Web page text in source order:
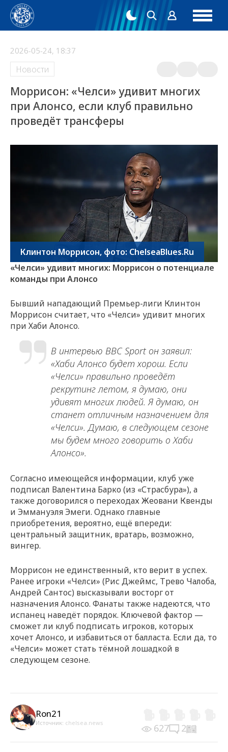
2026-05-24, 18:37
Новости
Моррисон: «Челси» удивит многих
при Алонсо, если клуб правильно
проведёт трансферы
Клинтон Моррисон, фото: ChelseaBlues.Ru
«Челси» удивит многих: Моррисон о потенциале
команды при Алонсо
Бывший нападающий Премьер-лиги Клинтон
Моррисон считает, что «Челси» удивит многих
при Хаби Алонсо.
В интервью BBC Sport он заявил:
«Хаби Алонсо будет хорош. Если
«Челси» правильно проведёт
рекрутинг летом, я думаю, они
удивят многих людей. Я думаю, он
станет отличным назначением для
«Челси». Думаю, в следующем сезоне
мы будем много говорить о Хаби
Алонсо».
Согласно имеющейся информации, клуб уже
подписал Валентина Барко (из «Страсбура»), а
также договорился о переходах Жеовани Квенды
и Эммануэля Эмеги. Однако главные
приобретения, вероятно, ещё впереди:
центральный защитник, вратарь, возможно,
вингер.
Моррисон не единственный, кто верит в успех.
Ранее игроки «Челси» (Рис Джеймс, Трево Чалоба,
Андрей Сантос) высказывали восторг от
назначения Алонсо. Фанаты также надеются, что
испанец наведёт порядок. Ключевой фактор —
сможет ли клуб подписать игроков, которых
хочет Алонсо, и избавиться от балласта. Если да, то
«Челси» может стать тёмной лошадкой в
следующем сезоне.
Ron21
Источник: chelsea.news 627 2